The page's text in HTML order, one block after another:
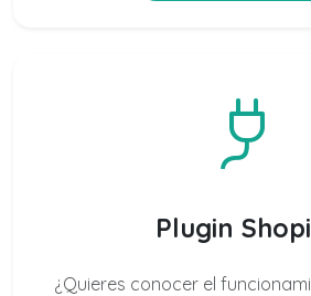
Plugin
¿Quieres conocer el